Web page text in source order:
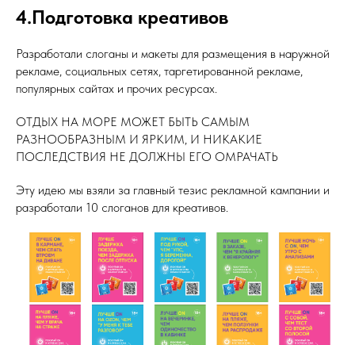
4.Подготовка креативов
Разработали слоганы и макеты для размещения в наружной
рекламе, социальных сетях, таргетированной рекламе,
популярных сайтах и прочих ресурсах.
ОТДЫХ НА МОРЕ МОЖЕТ БЫТЬ САМЫМ
РАЗНООБРАЗНЫМ И ЯРКИМ, И НИКАКИЕ
ПОСЛЕДСТВИЯ НЕ ДОЛЖНЫ ЕГО ОМРАЧАТЬ
Эту идею мы взяли за главный тезис рекламной кампании и
разработали 10 слоганов для креативов.